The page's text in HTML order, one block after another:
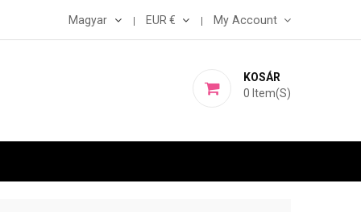
Magyar EUR € My Account
KOSÁR
0 Item(s)